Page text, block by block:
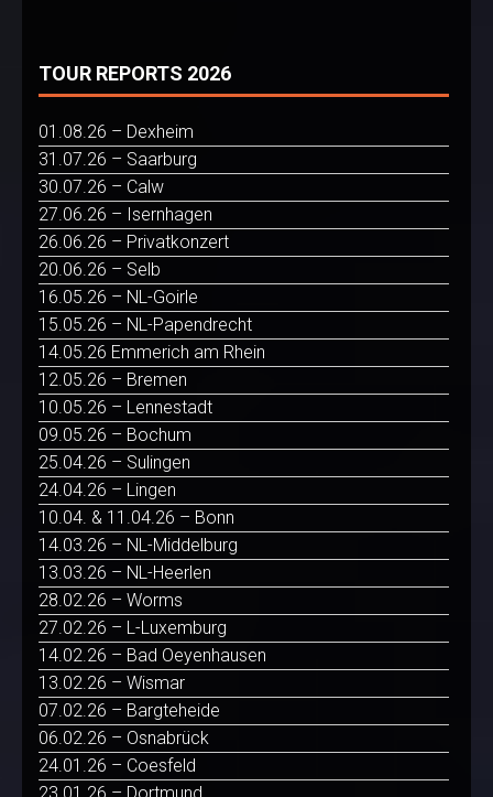
TOUR REPORTS 2026
01.08.26 – Dexheim
31.07.26 – Saarburg
30.07.26 – Calw
27.06.26 – Isernhagen
26.06.26 – Privatkonzert
20.06.26 – Selb
16.05.26 – NL-Goirle
15.05.26 – NL-Papendrecht
14.05.26 Emmerich am Rhein
12.05.26 – Bremen
10.05.26 – Lennestadt
09.05.26 – Bochum
25.04.26 – Sulingen
24.04.26 – Lingen
10.04. & 11.04.26 – Bonn
14.03.26 – NL-Middelburg
13.03.26 – NL-Heerlen
28.02.26 – Worms
27.02.26 – L-Luxemburg
14.02.26 – Bad Oeyenhausen
13.02.26 – Wismar
07.02.26 – Bargteheide
06.02.26 – Osnabrück
24.01.26 – Coesfeld